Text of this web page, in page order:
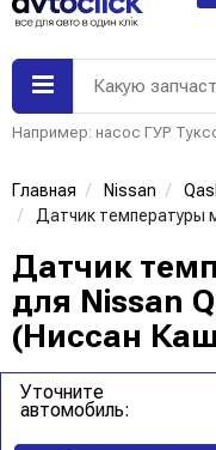
Какую
Например: насос ГУР
Главная Nissan
Датчик температуры
Датчик
для Nissan
(Ниссан
Уточните
автомобиль: